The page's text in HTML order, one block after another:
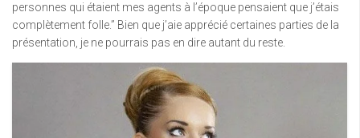
personnes qui étaient mes agents à l’époque pensaient que j’étais
complètement folle.” Bien que j’aie apprécié certaines parties de la
présentation, je ne pourrais pas en dire autant du reste.